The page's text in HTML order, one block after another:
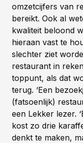
omzetcijfers van
bereikt. Ook al
kwaliteit beloond
hieraan vast te
slechter ziet
restaurant in
toppunt, als dat
terug. ‘Een
(fatsoenlijk)
een Lekker lezer.
kost zo drie
denkt te maken,